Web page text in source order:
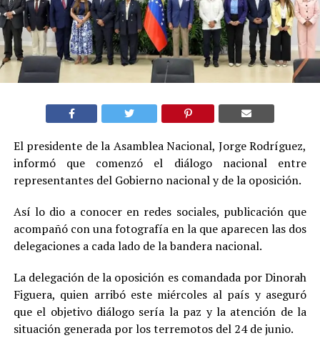
El presidente de la Asamblea Nacional, Jorge Rodríguez,
informó que comenzó el diálogo nacional entre
representantes del Gobierno nacional y de la oposición.
Así lo dio a conocer en redes sociales, publicación que
acompañó con una fotografía en la que aparecen las dos
delegaciones a cada lado de la bandera nacional.
La delegación de la oposición es comandada por Dinorah
Figuera, quien arribó este miércoles al país y aseguró
que el objetivo diálogo sería la paz y la atención de la
situación generada por los terremotos del 24 de junio.